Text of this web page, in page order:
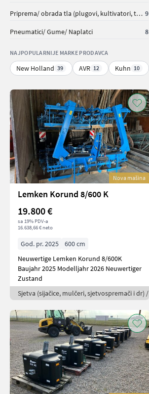
Priprema/ obrada tla (plugovi, kultivatori, tanjurače i dr.) 9
Pneumatici/ Gume/ Naplatci 8
NAJPOPULARNIJE MARKE PRODAVCA
New Holland 39 AVR 12 Kuhn 10
Nova mašina
Lemken Korund 8/600 K
19.800 €
sa 19% PDV-a
16.638,66 € neto
God. pr. 2025
600 cm
Neuwertige Lemken Korund 8/600K
Baujahr 2025 Modelljahr 2026 Neuwertiger
Zustand
Sjetva (sijačice, mulčeri, sjetvospremači i dr) /